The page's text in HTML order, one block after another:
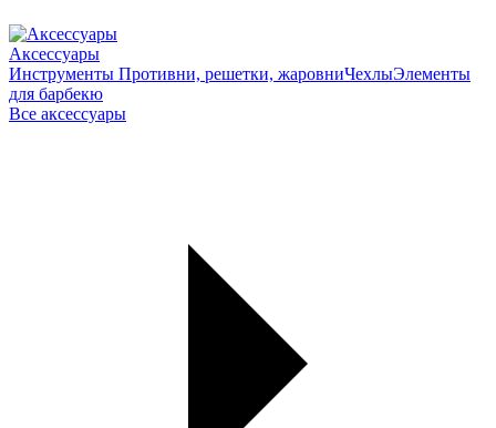
Аксессуары
Инструменты Противни, решетки, жаровниЧехлыЭлементы
для барбекю
Все аксессуары